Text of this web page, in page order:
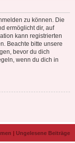
zu können. Die
ermöglicht dir, auf
kann registrierten
Beachte bitte unsere
bevor du dich
wenn du dich in
| Ungelesene Beiträge